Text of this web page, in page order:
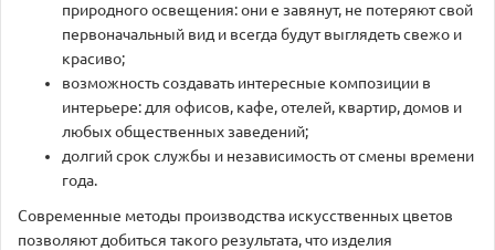
природного освещения: они е завянут, не потеряют свой
первоначальный вид и всегда будут выглядеть свежо и
красиво;
возможность создавать интересные композиции в
интерьере: для офисов, кафе, отелей, квартир, домов и
любых общественных заведений;
долгий срок службы и независимость от смены времени
года.
Современные методы производства искусственных цветов
позволяют добиться такого результата, что изделия